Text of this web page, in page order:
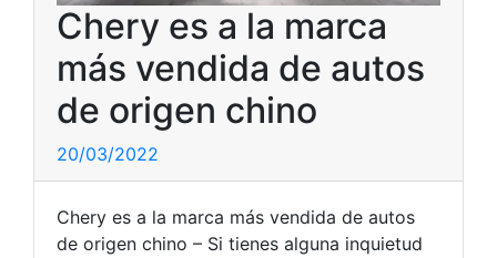
Chery es a la marca
más vendida de autos
de origen chino
20/03/2022
Chery es a la marca más vendida de autos
de origen chino – Si tienes alguna inquietud